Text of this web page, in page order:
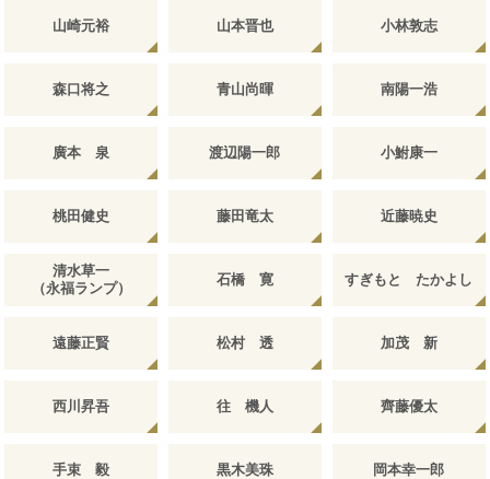
山崎元裕 山本晋也 小林敦志
森口将之 青山尚暉 南陽一浩
廣本 泉 渡辺陽一郎 小鮒康一
桃田健史 藤田竜太 近藤暁史
清水草一
（永福ランプ）
石橋 寛 すぎもと たかよし
遠藤正賢 松村 透 加茂 新
西川昇吾 往 機人 齊藤優太
手束 毅 黒木美珠 岡本幸一郎